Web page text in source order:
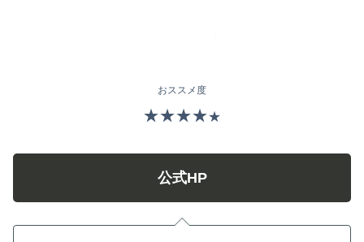
おススメ度
★★★★★
公式HP